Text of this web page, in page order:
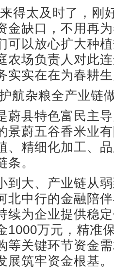
太及时了，刚
金缺口，不用再
可以放心扩大种
农场负责人对此
实实在在为春耕
杂粮全产业链
县特色富民主导
景蔚五谷香米业
、精细化加工、
。
大、产业链从弱
北中行的金融陪
续为企业提供稳
1000万元，精准
等关键环节资金
展筑牢资金根基。